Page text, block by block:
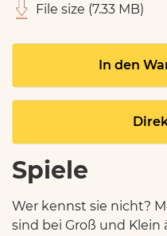
File size (7.33 MB)
In den
Spiele
Wer kennst sie nicht?
sind bei Groß und